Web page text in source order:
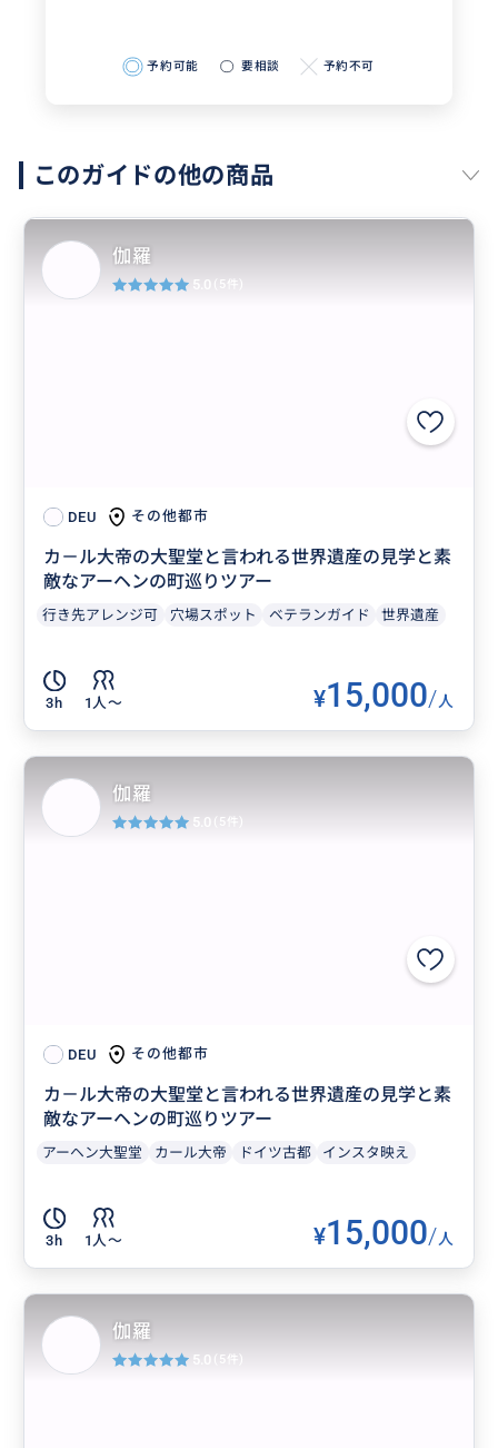
予約可能 要相談 予約不可
このガイドの他の商品
DEU その他都市
カ－ル大帝の大聖堂と言われる世界遺産の見学と素
敵なアーヘンの町巡りツアー
行き先アレンジ可 穴場スポット ベテランガイド 世界遺産
3h 1人〜 ¥15,000/人
伽羅
5.0 (5件)
DEU その他都市
カ－ル大帝の大聖堂と言われる世界遺産の見学と素
敵なアーヘンの町巡りツアー
アーヘン大聖堂 カール大帝 ドイツ古都 インスタ映え
3h 1人〜 ¥15,000/人
伽羅
5.0 (5件)
伽羅
5.0 (5件)